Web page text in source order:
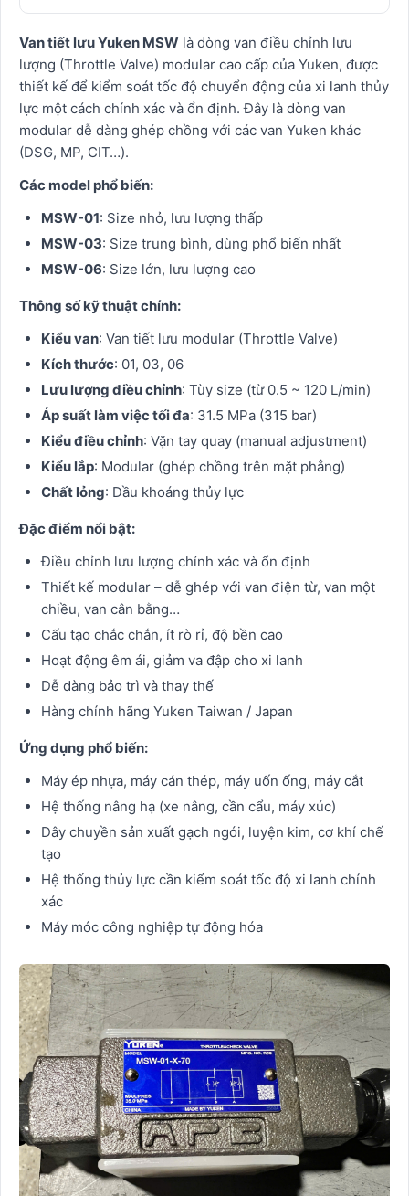
Van tiết lưu Yuken MSW là dòng van điều chỉnh lưu
lượng (Throttle Valve) modular cao cấp của Yuken, được
thiết kế để kiểm soát tốc độ chuyển động của xi lanh thủy
lực một cách chính xác và ổn định. Đây là dòng van
modular dễ dàng ghép chồng với các van Yuken khác
(DSG, MP, CIT…).
Các model phổ biến:
MSW-01: Size nhỏ, lưu lượng thấp
MSW-03: Size trung bình, dùng phổ biến nhất
MSW-06: Size lớn, lưu lượng cao
Thông số kỹ thuật chính:
Kiểu van: Van tiết lưu modular (Throttle Valve)
Kích thước: 01, 03, 06
Lưu lượng điều chỉnh: Tùy size (từ 0.5 ~ 120 L/min)
Áp suất làm việc tối đa: 31.5 MPa (315 bar)
Kiểu điều chỉnh: Vặn tay quay (manual adjustment)
Kiểu lắp: Modular (ghép chồng trên mặt phẳng)
Chất lỏng: Dầu khoáng thủy lực
Đặc điểm nổi bật:
Điều chỉnh lưu lượng chính xác và ổn định
Thiết kế modular – dễ ghép với van điện từ, van một
chiều, van cân bằng…
Cấu tạo chắc chắn, ít rò rỉ, độ bền cao
Hoạt động êm ái, giảm va đập cho xi lanh
Dễ dàng bảo trì và thay thế
Hàng chính hãng Yuken Taiwan / Japan
Ứng dụng phổ biến:
Máy ép nhựa, máy cán thép, máy uốn ống, máy cắt
Hệ thống nâng hạ (xe nâng, cần cẩu, máy xúc)
Dây chuyền sản xuất gạch ngói, luyện kim, cơ khí chế
tạo
Hệ thống thủy lực cần kiểm soát tốc độ xi lanh chính
xác
Máy móc công nghiệp tự động hóa